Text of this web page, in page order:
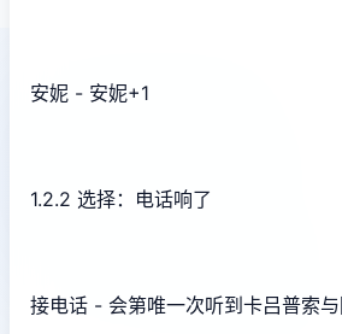
安妮 - 安妮+1
1.2.2 选择：电话响了
接电话 - 会第唯一次听到卡吕普索